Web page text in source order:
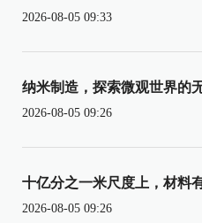
2026-08-05 09:33
纳米制造，探索微观世界的
2026-08-05 09:26
十亿分之一米尺度上，材料
2026-08-05 09:26